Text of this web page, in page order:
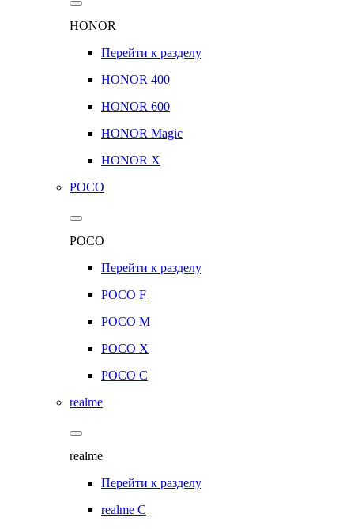
HONOR
Перейти к разделу
HONOR 400
HONOR 600
HONOR Magic
HONOR X
POCO
POCO
Перейти к разделу
POCO F
POCO M
POCO X
POCO C
realme
realme
Перейти к разделу
realme C